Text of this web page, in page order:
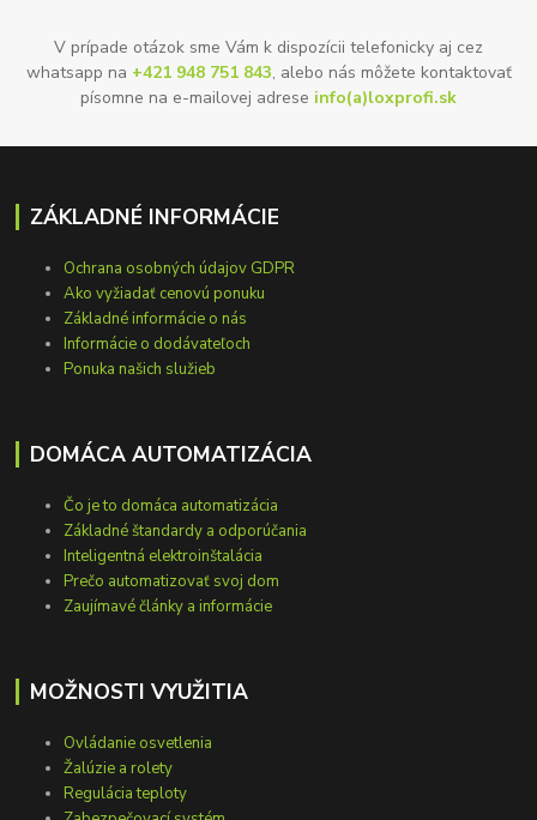
V prípade otázok sme Vám k dispozícii telefonicky aj cez
whatsapp na +421 948 751 843, alebo nás môžete kontaktovať
písomne na e-mailovej adrese info(a)loxprofi.sk
ZÁKLADNÉ INFORMÁCIE
Ochrana osobných údajov GDPR
Ako vyžiadať cenovú ponuku
Základné informácie o nás
Informácie o dodávateľoch
Ponuka našich služieb
DOMÁCA AUTOMATIZÁCIA
Čo je to domáca automatizácia
Základné štandardy a odporúčania
Inteligentná elektroinštalácia
Prečo automatizovať svoj dom
Zaujímavé články a informácie
MOŽNOSTI VYUŽITIA
Ovládanie osvetlenia
Žalúzie a rolety
Regulácia teploty